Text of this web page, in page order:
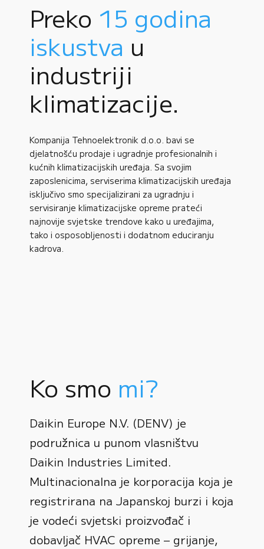
Preko 15 godina
iskustva u
industriji
klimatizacije.
Kompanija Tehnoelektronik d.o.o. bavi se
djelatnošću prodaje i ugradnje profesionalnih i
kućnih klimatizacijskih uređaja. Sa svojim
zaposlenicima, serviserima klimatizacijskih uređaja
isključivo smo specijalizirani za ugradnju i
servisiranje klimatizacijske opreme prateći
najnovije svjetske trendove kako u uređajima,
tako i osposobljenosti i dodatnom educiranju
kadrova.
Ko smo mi?
Daikin Europe N.V. (DENV) je
podružnica u punom vlasništvu
Daikin Industries Limited.
Multinacionalna je korporacija koja je
registrirana na Japanskoj burzi i koja
je vodeći svjetski proizvođač i
dobavljač HVAC opreme – grijanje,
0